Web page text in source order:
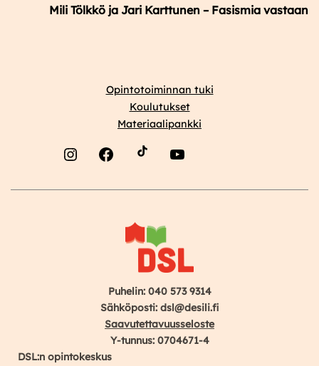
Mili Tölkkö ja Jari Karttunen – Fasismia vastaan
Opintotoiminnan tuki
Koulutukset
Materiaalipankki
Puhelin: 040 573 9314
Sähköposti: dsl@desili.fi
Saavutettavuusseloste
Y-tunnus: 0704671-4
DSL:n opintokeskus